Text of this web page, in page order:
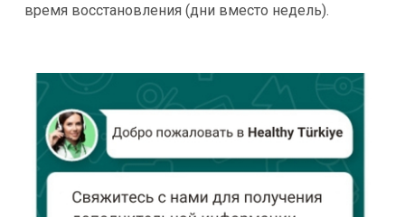
время восстановления (дни вместо недель).